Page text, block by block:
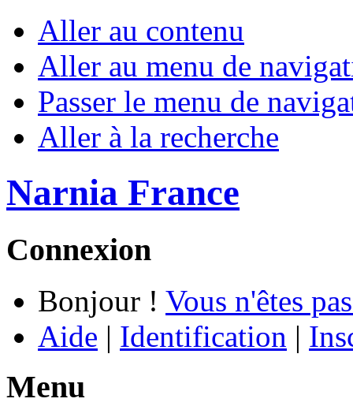
Aller au contenu
Aller au menu de
Passer le menu de
Aller à la recherche
Narnia France
Connexion
Bonjour ! Vous n'êtes
Aide | Identification |
Menu